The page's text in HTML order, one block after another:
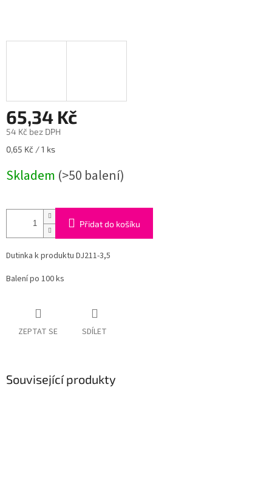
65,34 Kč
54 Kč bez DPH
Měrná
0,65 Kč / 1 ks
Skladem (>50 balení)
Přidat do košíku
Dutinka k produktu DJ211-3,5
Balení po 100 ks
ZEPTAT SE SDÍLET
Související produkty